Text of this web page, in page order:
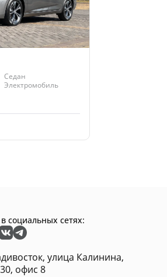
Седан
Электромобиль
социальных сетях:
улица Калинина,
офис 8